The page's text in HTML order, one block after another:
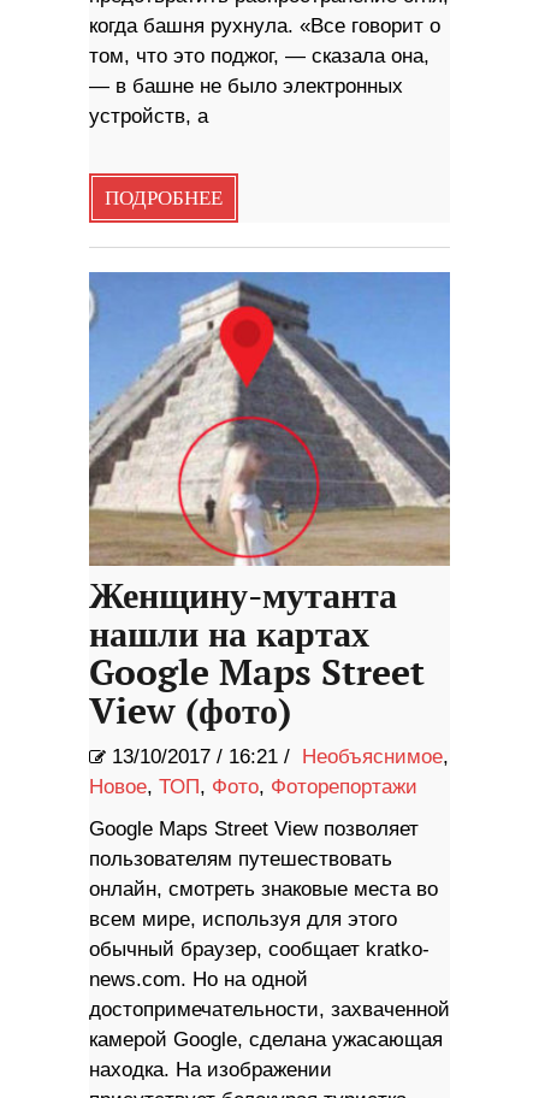
когда башня рухнула. «Все говорит о
том, что это поджог, — сказала она,
— в башне не было электронных
устройств, а
ПОДРОБНЕЕ
Женщину-мутанта
нашли на картах
Google Maps Street
View (фото)
13/10/2017 / 16:21 / Необъяснимое,
Новое, ТОП, Фото, Фоторепортажи
Google Maps Street View позволяет
пользователям путешествовать
онлайн, смотреть знаковые места во
всем мире, используя для этого
обычный браузер, сообщает kratko-
news.com. Но на одной
достопримечательности, захваченной
камерой Google, сделана ужасающая
находка. На изображении